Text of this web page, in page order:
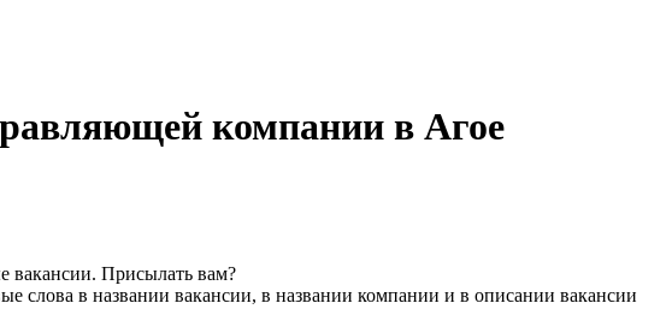
компании в Агое
вакансии. Присылать вам?
слова в названии вакансии, в названии компании и в описании вакансии